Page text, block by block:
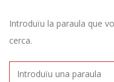
Introduïu la paraula que
cerca.